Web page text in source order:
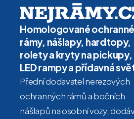
Homologované ochranné
rámy, nášlapy, hardtopy,
rolety a kryty na pickupy,
LED rampy a přídavná
Přední dodavatel nerezových
ochranných rámů a bočních
nášlapů na osobní vozy,